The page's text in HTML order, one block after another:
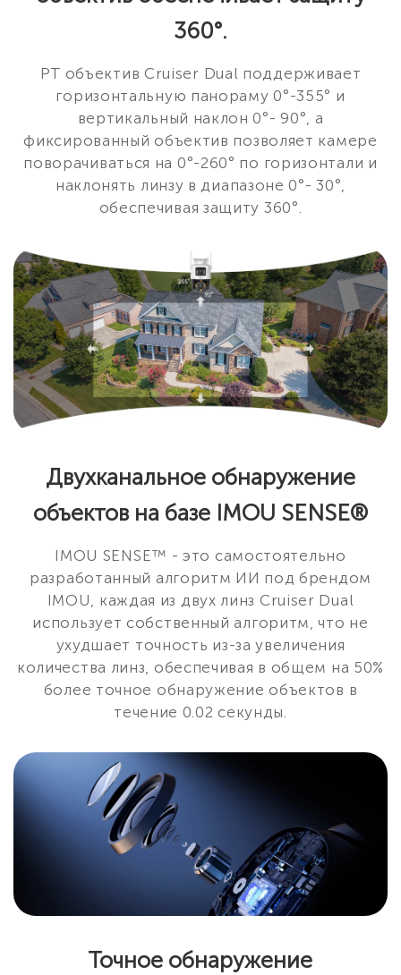
360°.
PT объектив Cruiser Dual поддерживает
горизонтальную панораму 0°-355° и
вертикальный наклон 0°- 90°, а
фиксированный объектив позволяет камере
поворачиваться на 0°-260° по горизонтали и
наклонять линзу в диапазоне 0°- 30°,
обеспечивая защиту 360°.
Двухканальное обнаружение
объектов на базе IMOU SENSE®
IMOU SENSE™ - это самостоятельно
разработанный алгоритм ИИ под брендом
IMOU, каждая из двух линз Cruiser Dual
использует собственный алгоритм, что не
ухудшает точность из-за увеличения
количества линз, обеспечивая в общем на 50%
более точное обнаружение объектов в
течение 0.02 секунды.
Точное обнаружение